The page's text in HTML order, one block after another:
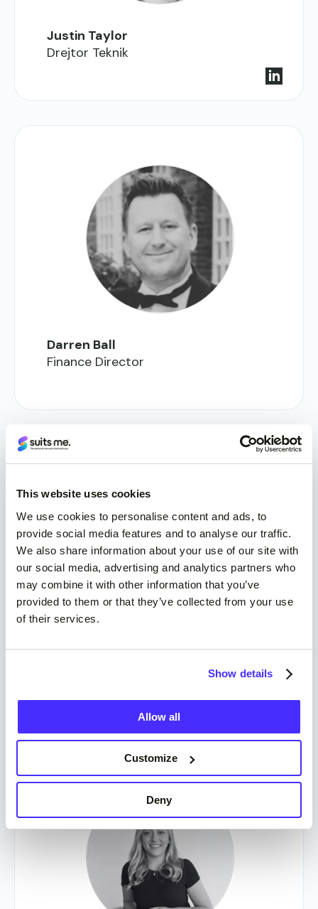
This website uses cookies
We use cookies to personalise content and ads, to
provide social media features and to analyse our traffic.
We also share information about your use of our site with
our social media, advertising and analytics partners who
may combine it with other information that you’ve
provided to them or that they’ve collected from your use
of their services.
Show details
Allow all
Customize
Deny
Justin Taylor
Drejtor Teknik
Darren Ball
Finance Director
Louise Sanders